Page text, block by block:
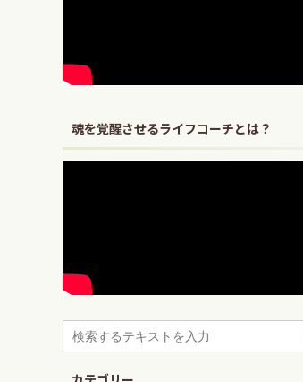
魂を覚醒させるライフコーチとは？